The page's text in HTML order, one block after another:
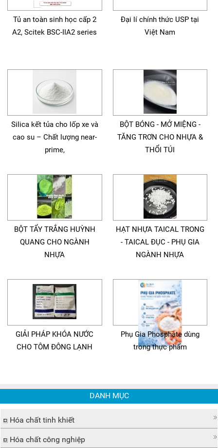
Tủ an toàn sinh học cấp 2
A2, Scitek BSC-IIA2 series
Đại lí chính thức USP tại
Việt Nam
Silica kết tủa cho lốp xe và
cao su – Chất lượng near-
prime,
BỘT BÓNG - MỞ MIỆNG -
TĂNG TRƠN CHO NHỰA &
THỔI TÚI
BỘT TẨY TRẮNG HUỲNH
QUANG CHO NGÀNH
NHỰA
HẠT NHỰA TAICAL TRONG
- TAICAL ĐỤC - PHỤ GIA
NGÀNH NHỰA
GIẢI PHÁP KHÓA NƯỚC
CHO TÔM ĐÔNG LẠNH
Phụ Gia Phosphate dùng
trong thực phẩm
DANH MỤC
Hóa chất tinh khiết
Hóa chất công nghiệp